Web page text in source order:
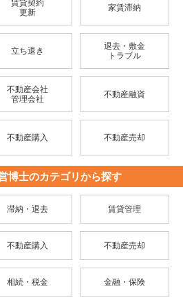
賃貸契約
更新
家賃滞納
立ち退き
退去・敷金
トラブル
不動産会社
管理会社
不動産融資
不動産購入 不動産売却
博士のカテゴリから探す
滞納・退去 賃貸管理
不動産購入 不動産売却
相続・税金 金融・保険